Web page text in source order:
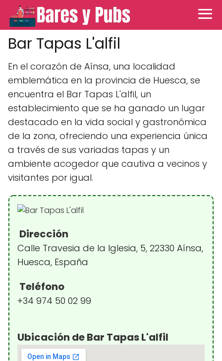
Bar Tapas L'alfil
En el corazón de Aínsa, una localidad
emblemática en la provincia de Huesca, se
encuentra el Bar Tapas L'alfil, un
establecimiento que se ha ganado un lugar
destacado en la vida social y gastronómica
de la zona, ofreciendo una experiencia única
a través de sus variadas tapas y un
ambiente acogedor que cautiva a vecinos y
visitantes por igual.
Dirección
Calle Travesia de la Iglesia, 5, 22330 Aínsa,
Huesca, España
Teléfono
+34 974 50 02 99
Ubicación de Bar Tapas L'alfil